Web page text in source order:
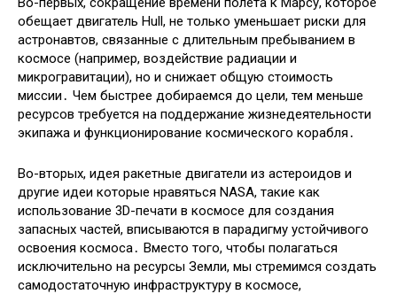
обещает двигатель Hull, не только уменьшает риски для
астронавтов, связанные с длительным пребыванием в
космосе (например, воздействие радиации и
микрогравитации), но и снижает общую стоимость
миссии․ Чем быстрее добираемся до цели, тем меньше
ресурсов требуется на поддержание жизнедеятельности
экипажа и функционирование космического корабля․
Во-вторых, идея ракетные двигатели из астероидов и
другие идеи которые нравяться NASA, такие как
использование 3D-печати в космосе для создания
запасных частей, вписываются в парадигму устойчивого
освоения космоса․ Вместо того, чтобы полагаться
исключительно на ресурсы Земли, мы стремимся создать
самодостаточную инфраструктуру в космосе,